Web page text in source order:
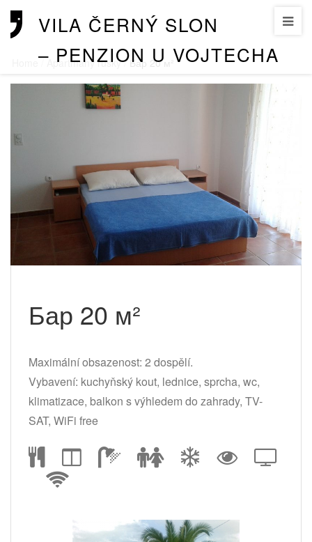
VILA ČERNÝ SLON
– PENZION U VOJTECHA
Apartmany rusky / Бар 20 м²
Бар 20 м²
Maximální obsazenost: 2 dospělí.
Vybavení: kuchyňský kout, lednice, sprcha, wc,
klimatizace, balkon s výhledem do zahrady, TV-
SAT, WiFi free